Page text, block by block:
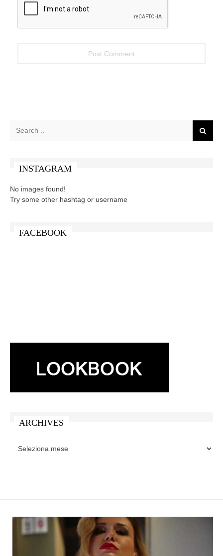
INSTAGRAM
No images found!
Try some other hashtag or username
FACEBOOK
ARCHIVES